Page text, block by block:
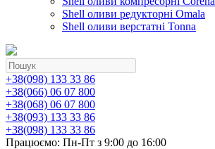
Shell оливи редукторні Omala
Shell оливи верстатні Tonna
+38(098) 133 33 86
+38(066) 06 07 800
+38(068) 06 07 800
+38(093) 133 33 86
+38(098) 133 33 86
Працюємо: Пн-Пт з 9:00 до 16:00